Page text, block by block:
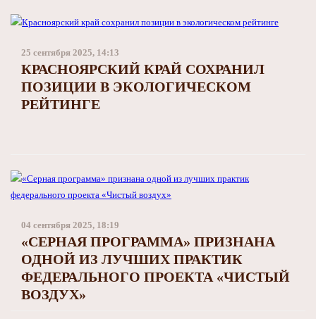
25 сентября 2025, 14:13
КРАСНОЯРСКИЙ КРАЙ СОХРАНИЛ
ПОЗИЦИИ В ЭКОЛОГИЧЕСКОМ
РЕЙТИНГЕ
04 сентября 2025, 18:19
«СЕРНАЯ ПРОГРАММА» ПРИЗНАНА
ОДНОЙ ИЗ ЛУЧШИХ ПРАКТИК
ФЕДЕРАЛЬНОГО ПРОЕКТА «ЧИСТЫЙ
ВОЗДУХ»